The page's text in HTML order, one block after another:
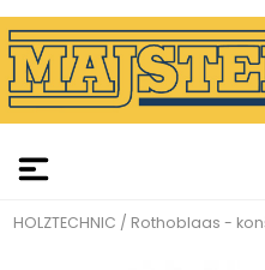
HOLZTECHNIC / Rothoblaas -